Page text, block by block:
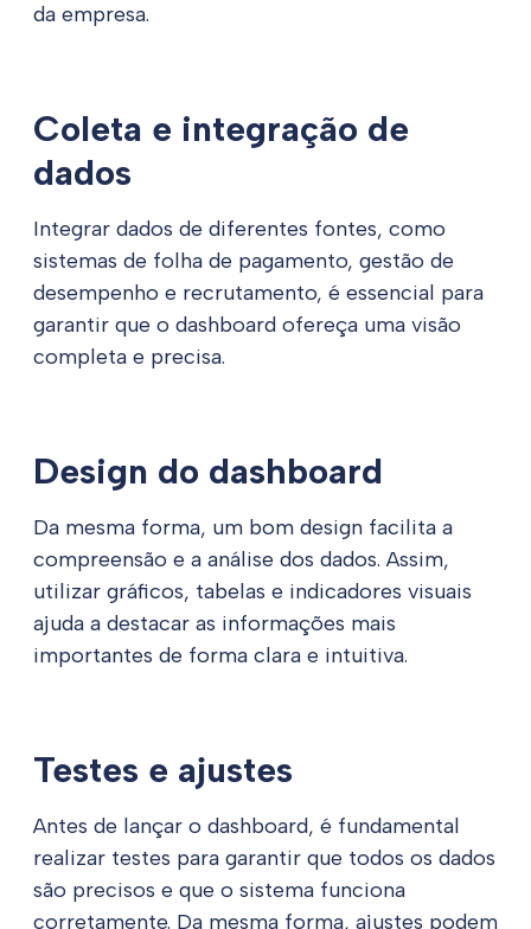
da empresa.
Coleta e integração de
dados
Integrar dados de diferentes fontes, como
sistemas de folha de pagamento, gestão de
desempenho e recrutamento, é essencial para
garantir que o dashboard ofereça uma visão
completa e precisa.
Design do dashboard
Da mesma forma, um bom design facilita a
compreensão e a análise dos dados. Assim,
utilizar gráficos, tabelas e indicadores visuais
ajuda a destacar as informações mais
importantes de forma clara e intuitiva.
Testes e ajustes
Antes de lançar o dashboard, é fundamental
realizar testes para garantir que todos os dados
são precisos e que o sistema funciona
corretamente. Da mesma forma, ajustes podem